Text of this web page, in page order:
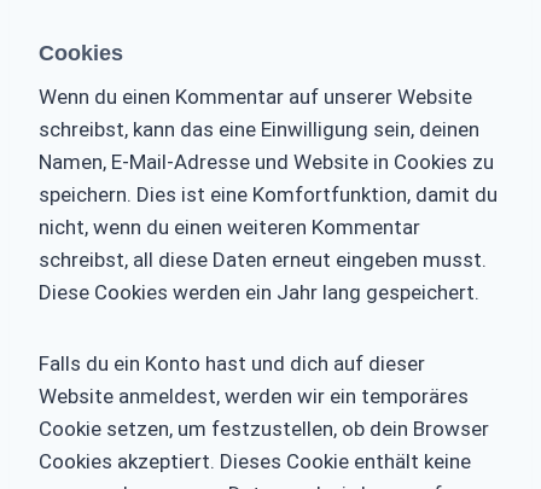
Cookies
Wenn du einen Kommentar auf unserer Website
schreibst, kann das eine Einwilligung sein, deinen
Namen, E-Mail-Adresse und Website in Cookies zu
speichern. Dies ist eine Komfortfunktion, damit du
nicht, wenn du einen weiteren Kommentar
schreibst, all diese Daten erneut eingeben musst.
Diese Cookies werden ein Jahr lang gespeichert.
Falls du ein Konto hast und dich auf dieser
Website anmeldest, werden wir ein temporäres
Cookie setzen, um festzustellen, ob dein Browser
Cookies akzeptiert. Dieses Cookie enthält keine